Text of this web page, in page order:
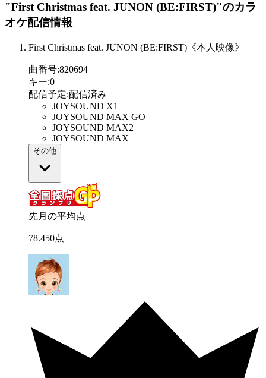
"First Christmas feat. JUNON (BE:FIRST)"のカラ
オケ配信情報
First Christmas feat. JUNON (BE:FIRST)《本人映像》
曲番号:820694
キー:0
配信予定:配信済み
JOYSOUND X1
JOYSOUND MAX GO
JOYSOUND MAX2
JOYSOUND MAX
その他
先月の平均点
78.450点